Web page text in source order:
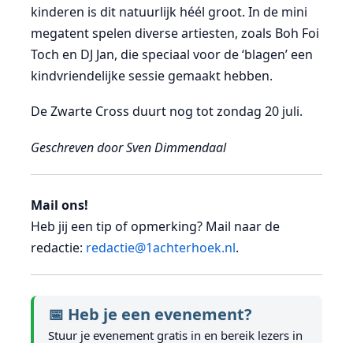
kinderen is dit natuurlijk héél groot. In de mini
megatent spelen diverse artiesten, zoals Boh Foi
Toch en DJ Jan, die speciaal voor de ‘blagen’ een
kindvriendelijke sessie gemaakt hebben.
De Zwarte Cross duurt nog tot zondag 20 juli.
Geschreven door Sven Dimmendaal
Mail ons!
Heb jij een tip of opmerking? Mail naar de
redactie: redactie@1achterhoek.nl.
📅 Heb je een evenement?
Stuur je evenement gratis in en bereik lezers in